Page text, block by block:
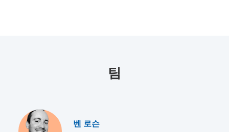
팀
벤 로슨